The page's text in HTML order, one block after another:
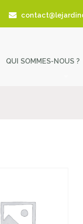
QUI SOMMES-NOUS ?
Coup de Coeur –